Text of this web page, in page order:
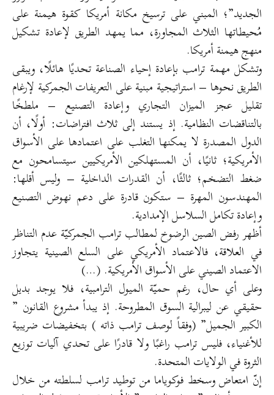
الجديد”؛ المبني على ترسيخ مكانة أمريكا كقوة هيمنة على
مُحيطاتها الثلاث المجاورة، مما يمهد الطريق لإعادة تشكيل
منهج هيمنة أمريكا.
وتشكل مهمة ترامب بإعادة إحياء الصناعة تحديًا هائلًا، ويبقى
الطريق نحوها – استراتيجية مبنية على التعريفات الجمركية لإرغام
تقليل عجز الميزان التجاري وإعادة التصنيع – ملطخًا
بالتناقضات النظامية. إذ يستند إلى ثلاث افتراضات: أولًا، أن
الدول المصدرة لا يمكنها التغلب على اعتمادها على الأسواق
الأمريكية؛ ثانيًا، أن المستهلكين الأمريكيين سيتسامحون مع
ضغط التضخم؛ ثالثًا، أن القدرات الداخلية – وليس أقلها:
المهندسون المهرة – ستكون قادرة على دعم نهوض التصنيع
وإعادة تكامل السلاسل الإمدادية.
أظهر رفض الصين الرضوخ لمطالب ترامب الجمركيّة عدم التناظر
في العلاقة، فالاعتماد الأمريكي على السلع الصينية يتجاوز
الاعتماد الصيني على الأسواق الأمريكية. (…)
وعلى أي حال، رغم حميّة الميول الترامبية، فلا يوجد بديل
حقيقي عن ليبرالية السوق المطروحة. إذ يبدأ مشروع القانون ”
الكبير الجميل” (وفقاً لوصف ترامب ذاته ) بتخفيضات ضريبية
للأغنياء، فليس ترامب راغبًا ولا قادرًا على تحدي آليات توزيع
الثروة في الولايات المتحدة.
إنّ امتعاض وسخط فوكوياما من توطيد ترامب لسلطته من خلال